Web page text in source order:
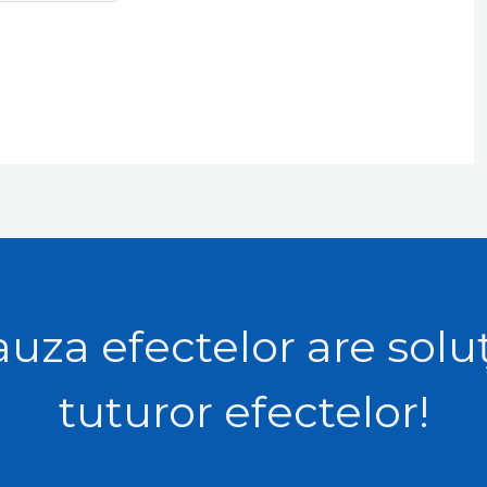
efectelor are
tuturor efectelor!